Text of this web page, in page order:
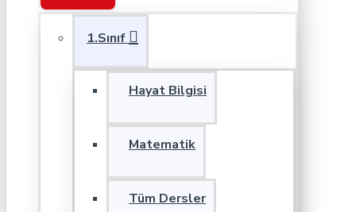
1.Sınıf
Hayat Bilgisi
Matematik
Tüm Dersler